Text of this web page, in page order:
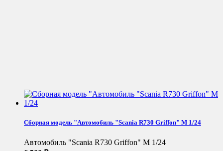
Сборная модель "Автомобиль "Scania R730 Griffon" М 1/24
Автомобиль "Scania R730 Griffon" М 1/24